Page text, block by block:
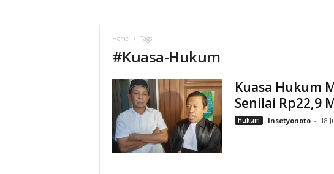
Home Tags
#Kuasa-Hukum
Kuasa Hukum
Senilai Rp22,9
Hukum Insetyonoto - 18